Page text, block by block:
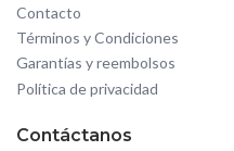
Contacto
Términos y Condiciones
Garantías y reembolsos
Política de privacidad
Contáctanos